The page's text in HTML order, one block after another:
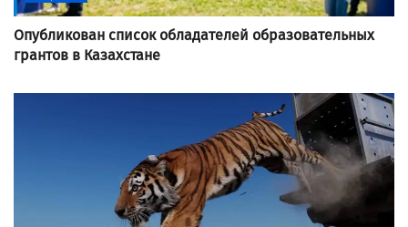
Опубликован список обладателей образовательных
грантов в Казахстане